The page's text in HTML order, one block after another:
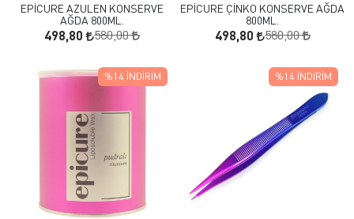
EPİCURE AZULEN KONSERVE
AĞDA 800ML.
498,80 580,00
EPİCURE ÇİNKO KONSERVE AĞDA
800ML.
498,80 580,00
%14 İNDIRIM %14 İNDIRIM